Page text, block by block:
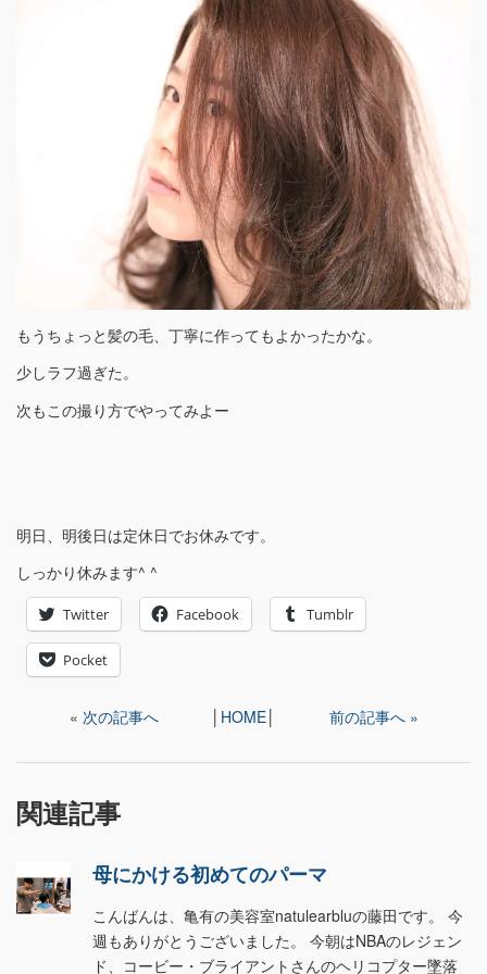
もうちょっと髪の毛、丁寧に作ってもよかったかな。
少しラフ過ぎた。
次もこの撮り方でやってみよー
明日、明後日は定休日でお休みです。
しっかり休みます^ ^
Twitter Facebook Tumblr
Pocket
« 次の記事へ │ HOME│ 前の記事へ »
関連記事
母にかける初めてのパーマ
こんばんは、亀有の美容室natulearbluの藤田です。 今
週もありがとうございました。 今朝はNBAのレジェン
ド、コービー・ブライアントさんのヘリコプター墜落